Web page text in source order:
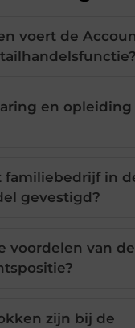
voert de
en opleiding
familiebedrijf in
gevestigd?
voordelen van
zijn bij de